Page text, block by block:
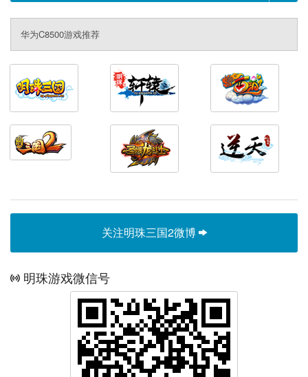
华为C8500游戏推荐
关注明珠三国2微博
明珠游戏微信号